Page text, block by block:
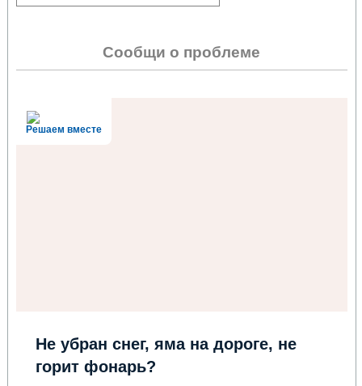
Сообщи о проблеме
Решаем вместе
Не убран снег, яма на дороге, не
горит фонарь?